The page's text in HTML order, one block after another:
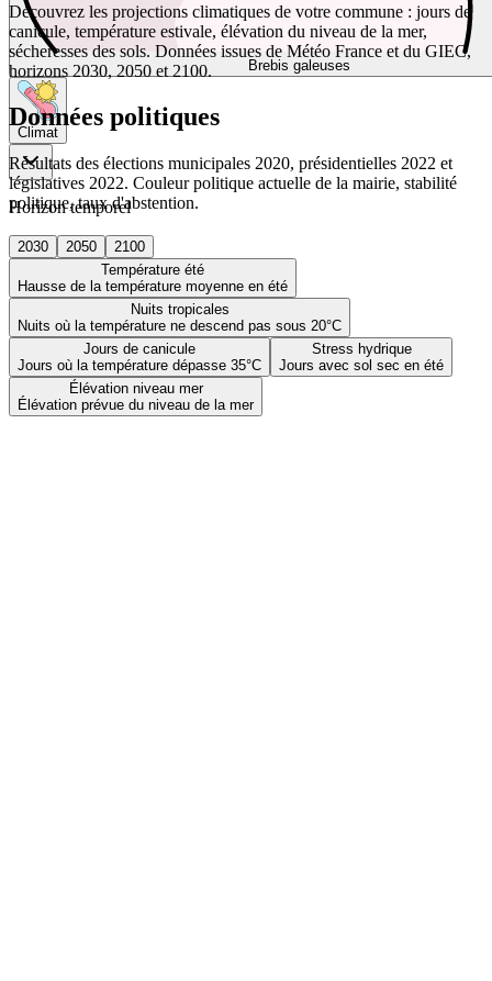
Brebis galeuses
Climat
Horizon temporel
2030 2050
2100
Température été
Hausse de la température moyenne en été
Nuits tropicales
Nuits où la température ne descend pas sous 20°C
Jours de canicule
Jours où la température dépasse 35°C
Stress hydrique
Jours avec sol sec en été
Élévation niveau mer
Élévation prévue du niveau de la mer
Découvrez les projections climatiques de votre commune : jours de
canicule, température estivale, élévation du niveau de la mer,
sécheresses des sols. Données issues de Météo France et du GIEC,
horizons 2030, 2050 et 2100.
Données politiques
Résultats des élections municipales 2020, présidentielles 2022 et
législatives 2022. Couleur politique actuelle de la mairie, stabilité
politique, taux d'abstention.